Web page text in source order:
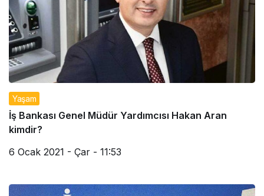
Yaşam
İş Bankası Genel Müdür Yardımcısı Hakan Aran
kimdir?
6 Ocak 2021 - Çar - 11:53